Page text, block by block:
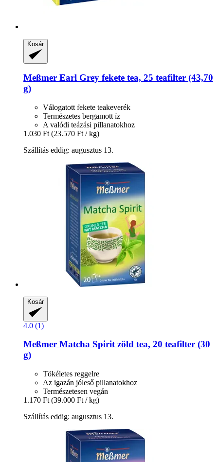
Kosár
Meßmer Earl Grey fekete tea, 25 teafilter (43,70
g)
Válogatott fekete teakeverék
Természetes bergamott íz
A valódi teázási pillanatokhoz
1.030 Ft (23.570 Ft / kg)
Szállítás eddig: augusztus 13.
Kosár
4.0 (1)
Meßmer Matcha Spirit zöld tea, 20 teafilter (30
g)
Tökéletes reggelre
Az igazán jóleső pillanatokhoz
Természetesen vegán
1.170 Ft (39.000 Ft / kg)
Szállítás eddig: augusztus 13.